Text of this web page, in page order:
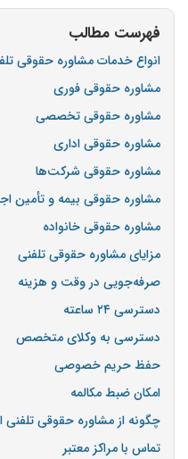
فهرست مطالب
انواع خدمات مشاوره حقوقی
مشاوره حقوقی فوری
مشاوره حقوقی تخصصی
مشاوره حقوقی اداری
مشاوره حقوقی شرکت‌ها
مشاوره حقوقی بیمه و تأمین
مشاوره حقوقی خانواده
مزایای مشاوره حقوقی تلفنی
صرفه‌جویی در وقت و هزینه
دسترسی ۲۴ ساعته
دسترسی به وکلای متخصص
حفظ حریم خصوصی
امکان ضبط مکالمه
چگونه از مشاوره حقوقی تلفنی
تماس با مراکز معتبر